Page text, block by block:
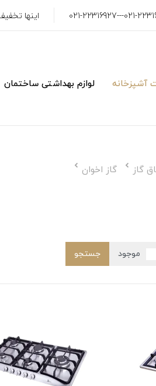
021-22316992--- اینها
آشپزخانه لوازم بهداشتی ساختمان
گاز گاز اخوان
موجود جستجو